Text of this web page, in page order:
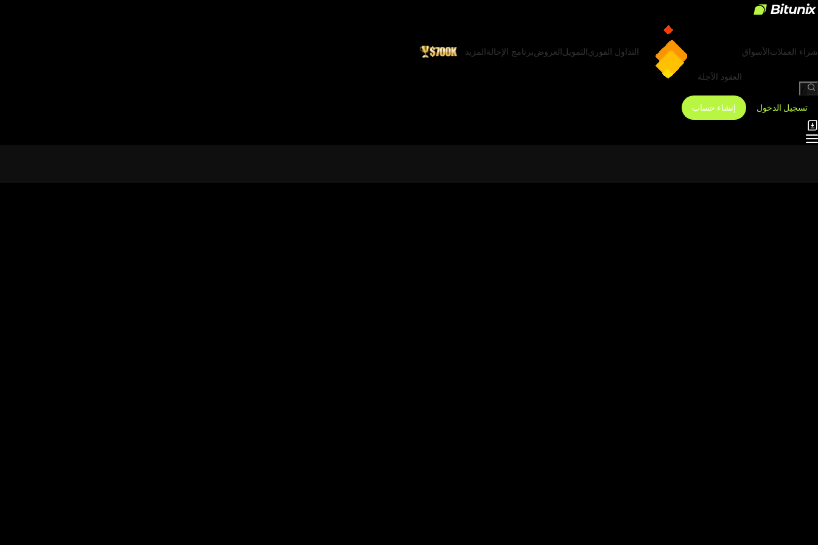
شراء العملاتالأسواق
العقود الآجلة
التداول الفوريالتمويلالعروضبرنامج الإحالةالمزيد
تسجيل الدخول
إنشاء حساب